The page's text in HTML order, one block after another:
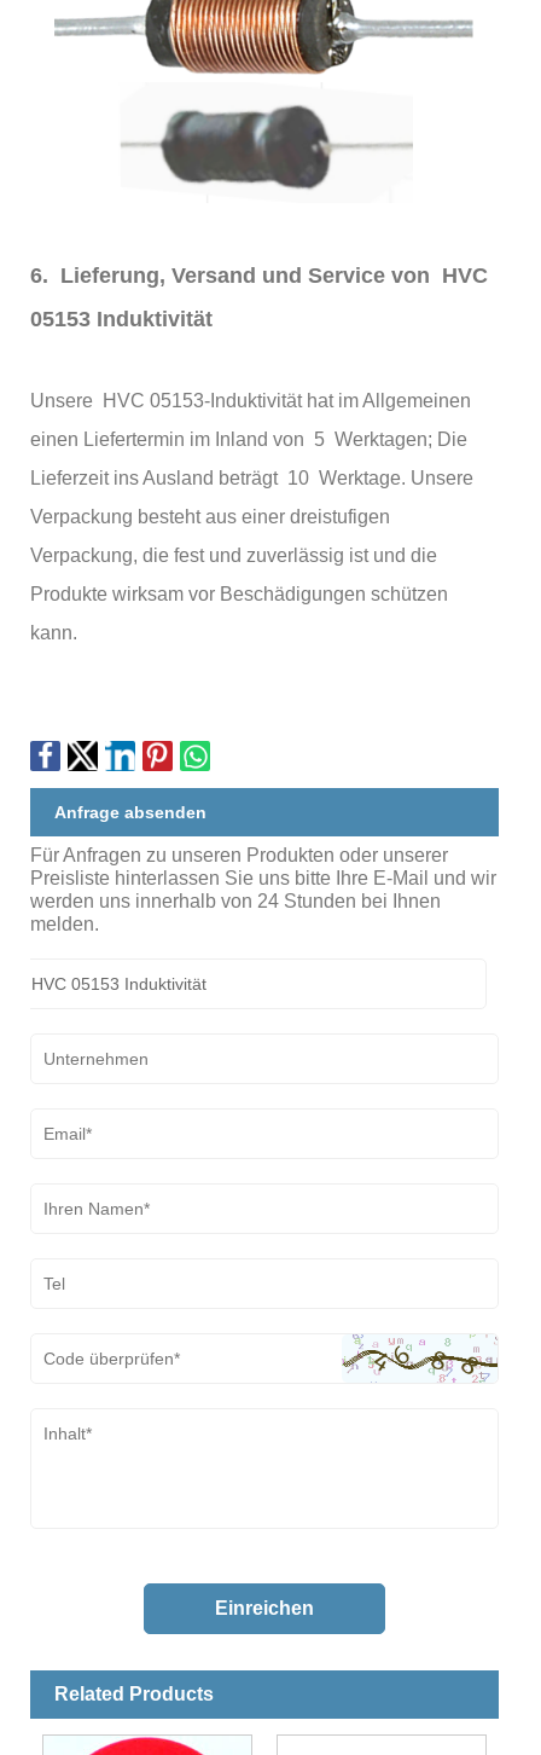
6. Lieferung, Versand und Service von HVC
05153 Induktivität
Unsere HVC 05153-Induktivität hat im Allgemeinen
einen Liefertermin im Inland von 5 Werktagen; Die
Lieferzeit ins Ausland beträgt 10 Werktage. Unsere
Verpackung besteht aus einer dreistufigen
Verpackung, die fest und zuverlässig ist und die
Produkte wirksam vor Beschädigungen schützen
kann.
Anfrage absenden
Für Anfragen zu unseren Produkten oder unserer
Preisliste hinterlassen Sie uns bitte Ihre E-Mail und wir
werden uns innerhalb von 24 Stunden bei Ihnen
melden.
Related Products